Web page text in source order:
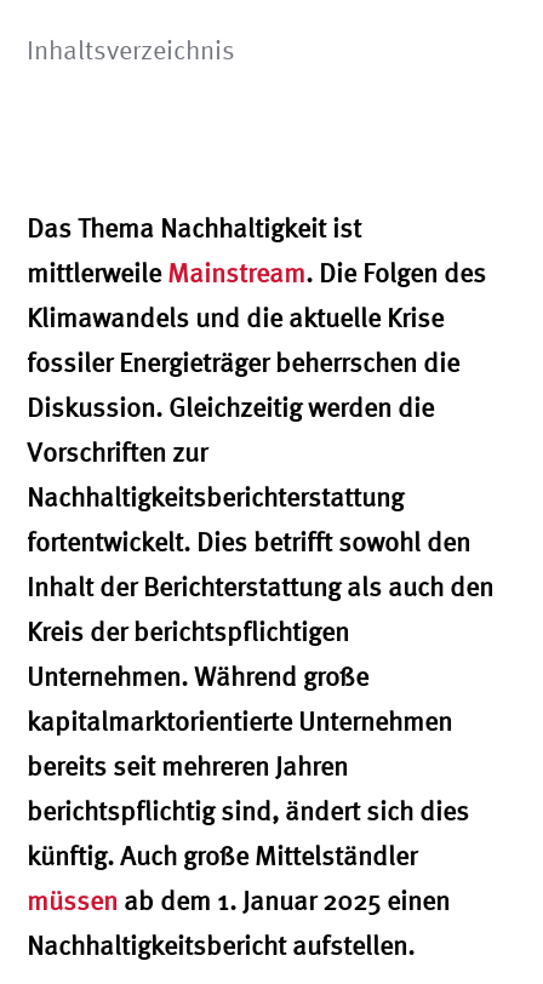
Inhaltsverzeichnis
Das Thema Nachhaltigkeit ist
mittlerweile Mainstream. Die Folgen des
Klimawandels und die aktuelle Krise
fossiler Energieträger beherrschen die
Diskussion. Gleichzeitig werden die
Vorschriften zur
Nachhaltigkeitsberichterstattung
fortentwickelt. Dies betrifft sowohl den
Inhalt der Berichterstattung als auch den
Kreis der berichtspflichtigen
Unternehmen. Während große
kapitalmarktorientierte Unternehmen
bereits seit mehreren Jahren
berichtspflichtig sind, ändert sich dies
künftig. Auch große Mittelständler
müssen ab dem 1. Januar 2025 einen
Nachhaltigkeitsbericht aufstellen.